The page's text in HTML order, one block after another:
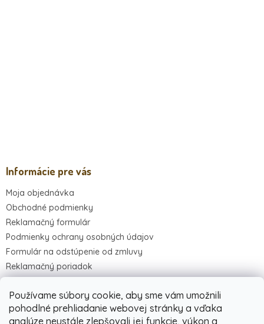
Používame súbory cookie, aby sme vám umožnili
pohodlné prehliadanie webovej stránky a vďaka
analýze neustále zlepšovali jej funkcie, výkon a
Informácie pre vás
Moja objednávka
Obchodné podmienky
Reklamačný formulár
Podmienky ochrany osobných údajov
Formulár na odstúpenie od zmluvy
Reklamačný poriadok